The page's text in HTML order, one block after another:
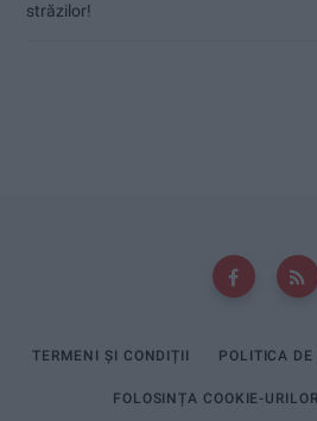
străzilor!
TERMENI ȘI CONDIȚII POLITICA
FOLOSINȚA COOKIE-URILOR